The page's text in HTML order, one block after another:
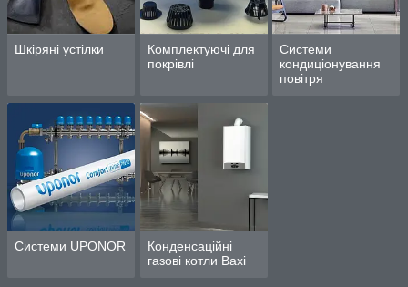
Шкіряні устілки
Комплектуючі для
покрівлі
Системи
кондиціонування
повітря
Системи UPONOR
Конденсаційні
газові котли Baxi